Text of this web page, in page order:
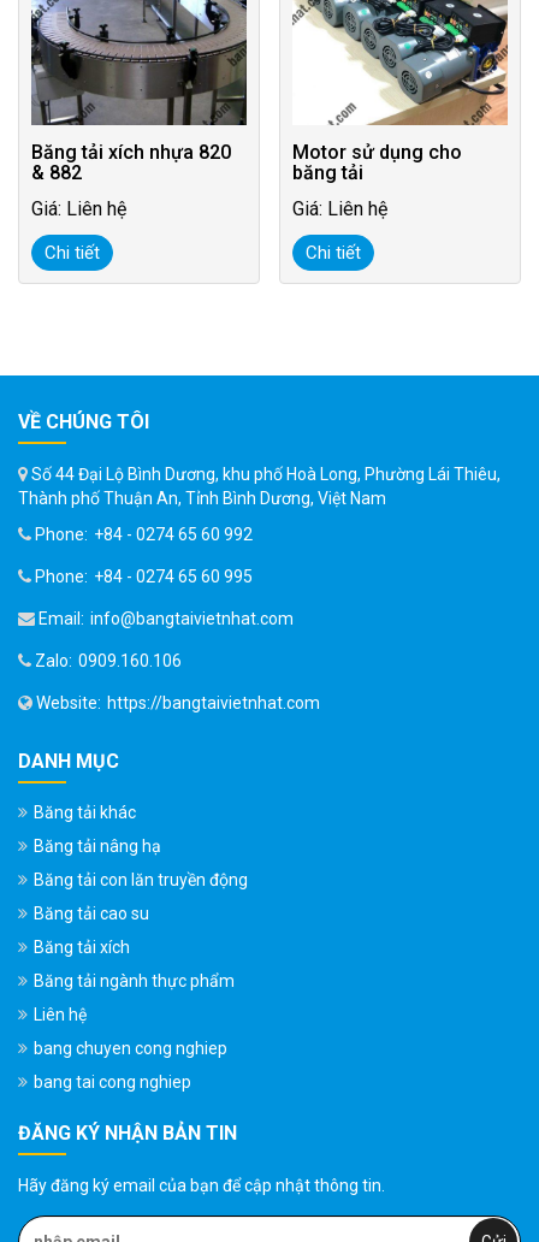
Băng tải xích nhựa 820
& 882
Giá: Liên hệ
Chi tiết
Motor sử dụng cho
băng tải
Giá: Liên hệ
Chi tiết
VỀ CHÚNG TÔI
Số 44 Đại Lộ Bình Dương, khu phố Hoà Long, Phường Lái Thiêu,
Thành phố Thuận An, Tỉnh Bình Dương, Việt Nam
Phone: +84 - 0274 65 60 992
Phone: +84 - 0274 65 60 995
Email: info@bangtaivietnhat.com
Zalo: 0909.160.106
Website: https://bangtaivietnhat.com
DANH MỤC
Băng tải khác
Băng tải nâng hạ
Băng tải con lăn truyền động
Băng tải cao su
Băng tải xích
Băng tải ngành thực phẩm
Liên hệ
bang chuyen cong nghiep
bang tai cong nghiep
ĐĂNG KÝ NHẬN BẢN TIN
Hãy đăng ký email của bạn để cập nhật thông tin.